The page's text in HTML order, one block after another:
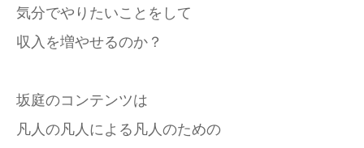
気分でやりたいことをして
収入を増やせるのか？
坂庭のコンテンツは
凡人の凡人による凡人のための